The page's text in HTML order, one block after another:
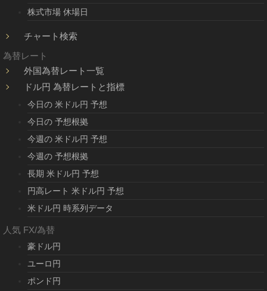
株式市場 休場日
チャート検索
為替レート
外国為替レート一覧
ドル円 為替レートと指標
今日の 米ドル円 予想
今日の 予想根拠
今週の 米ドル円 予想
今週の 予想根拠
長期 米ドル円 予想
円高レート 米ドル円 予想
米ドル円 時系列データ
人気 FX/為替
豪ドル円
ユーロ円
ポンド円